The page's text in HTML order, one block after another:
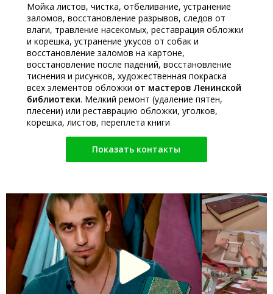
Мойка листов, чистка, отбеливание, устранение
заломов, восстановление разрывов, следов от
влаги, травление насекомых, реставрация обложки
и корешка, устранение укусов от собак и
восстановление заломов на картоне,
восстановление после падений, восстановление
тиснения и рисунков, художественная покраска
всех элементов обложки от мастеров Ленинской
библиотеки. Мелкий ремонт (удаление пятен,
плесени) или реставрацию обложки, уголков,
корешка, листов, переплета книги
Показать контакты